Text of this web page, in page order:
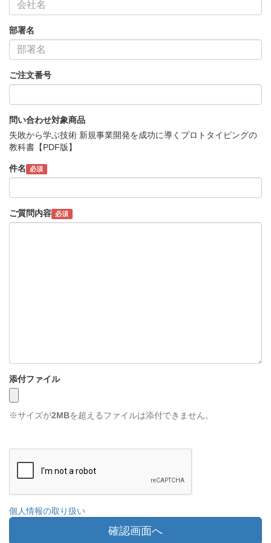
部署名
ご注文番号
問い合わせ対象商品
失敗から学ぶ技術 新規事業開発を成功に導くプロトタイピングの
教科書【PDF版】
件名 必須
ご質問内容 必須
添付ファイル
※サイズが2MBを超えるファイルは添付できません。
個人情報の取り扱い
確認画面へ